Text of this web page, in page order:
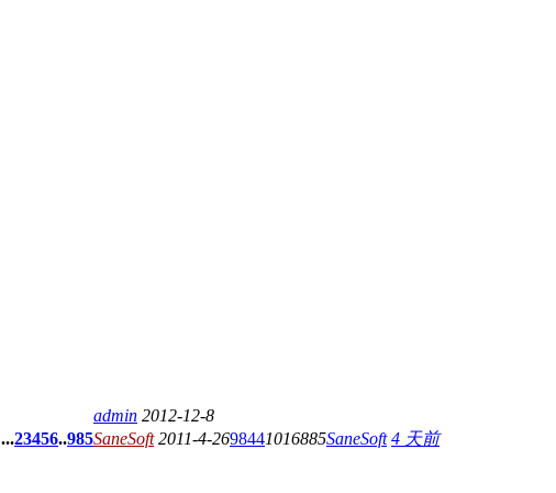
admin 2012-12-8
...23456..985SaneSoft 2011-4-2698441016885SaneSoft 4 天前